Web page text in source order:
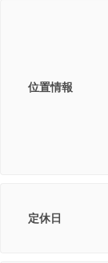
位置情報
定休日